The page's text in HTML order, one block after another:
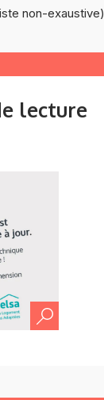
non-exaustive)
lecture